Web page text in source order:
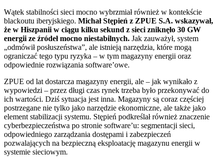
Wątek stabilności sieci mocno wybrzmiał również w kontekście
blackoutu iberyjskiego. Michał Stępień z ZPUE S.A. wskazywał,
że w Hiszpanii w ciągu kilku sekund z sieci zniknęło 30 GW
energii ze źródeł mocno niestabilnych. Jak zauważył, system
„odmówił posłuszeństwa”, ale istnieją narzędzia, które mogą
ograniczać tego typu ryzyka – w tym magazyny energii oraz
odpowiednie rozwiązania software’owe.
ZPUE od lat dostarcza magazyny energii, ale – jak wynikało z
wypowiedzi – przez długi czas rynek trzeba było przekonywać do
ich wartości. Dziś sytuacja jest inna. Magazyny są coraz częściej
postrzegane nie tylko jako narzędzie ekonomiczne, ale także jako
element stabilizacji systemu. Stępień podkreślał również znaczenie
cyberbezpieczeństwa po stronie software’u: segmentacji sieci,
odpowiedniego zarządzania dostępami i zabezpieczeń
pozwalających na bezpieczną eksploatację magazynu energii w
systemie sieciowym.